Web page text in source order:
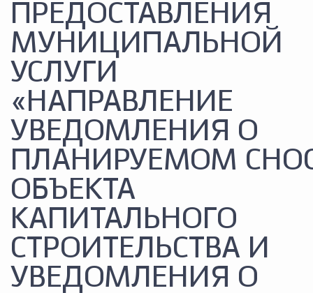
ПРЕДОСТАВЛЕНИЯ
МУНИЦИПАЛЬНОЙ
УСЛУГИ
«НАПРАВЛЕНИЕ
УВЕДОМЛЕНИЯ О
ПЛАНИРУЕМОМ
ОБЪЕКТА
КАПИТАЛЬНОГО
СТРОИТЕЛЬСТВА И
УВЕДОМЛЕНИЯ О